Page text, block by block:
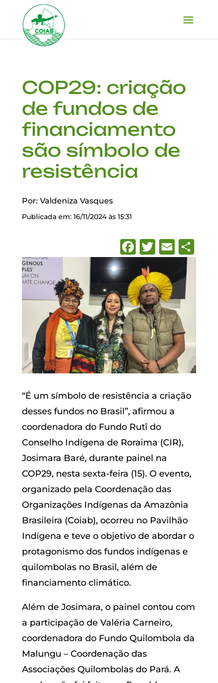
COP29: criação
de fundos de
financiamento
são símbolo de
resistência
Por: Valdeniza Vasques
Publicada em: 16/11/2024 às 15:31
Facebook
Twitter
“É um símbolo de resistência a criação
desses fundos no Brasil”, afirmou a
coordenadora do Fundo Rutî do
Conselho Indígena de Roraima (CIR),
Josimara Baré, durante painel na
COP29, nesta sexta-feira (15). O evento,
organizado pela Coordenação das
Organizações Indígenas da Amazônia
Brasileira (Coiab), ocorreu no Pavilhão
Indígena e teve o objetivo de abordar o
protagonismo dos fundos indígenas e
quilombolas no Brasil, além de
financiamento climático.
Além de Josimara, o painel contou com
a participação de Valéria Carneiro,
coordenadora do Fundo Quilombola da
Malungu – Coordenação das
Associações Quilombolas do Pará. A